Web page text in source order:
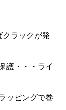
クラックが発
護・・・ライ
ッピングで巻